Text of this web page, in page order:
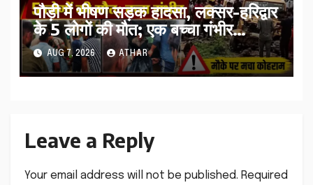
पौड़ी में भीषण सड़क हादसा, लक्सर-हरिद्वार
के 5 लोगों की मौत; एक बच्चा गंभीर
घायल…
AUG 7, 2026 ATHAR
Leave a Reply
Your email address will not be published. Required